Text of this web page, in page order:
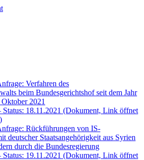
Verfahren des
beim Bundesgerichtshof seit dem Jahr
2021
18.11.2021 (Dokument, Link öffnet
Rückführungen von IS-
deutscher Staatsangehörigkeit aus Syrien
durch die Bundesregierung
19.11.2021 (Dokument, Link öffnet